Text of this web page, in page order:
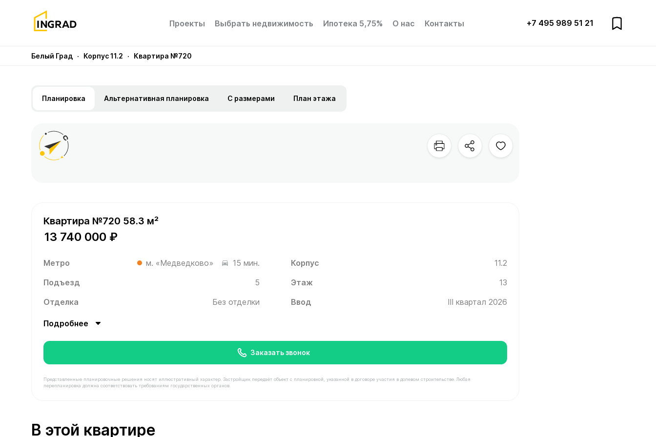
Проекты Выбрать недвижимость Ипотека 5,75% О нас Контакты +7 495 989 51 21
Белый Град · Корпус 11.2 · Квартира №720
Планировка Альтернативная планировка С размерами План этажа
Квартира №720 58.3 м²
13 740 000 ₽
Метро м. «Медведково» 15 мин. Корпус 11.2
Подъезд 5 Этаж
13
Отделка
Без отделки Ввод III квартал 2026
Подробнее
Заказать звонок
Представленные планировочные решения носят иллюстративный характер. Застройщик передаёт объект с планировкой, указанной в договоре участия в долевом строительстве. Любая
перепланировка должна соответствовать требованиям государственных органов.
В этой квартире